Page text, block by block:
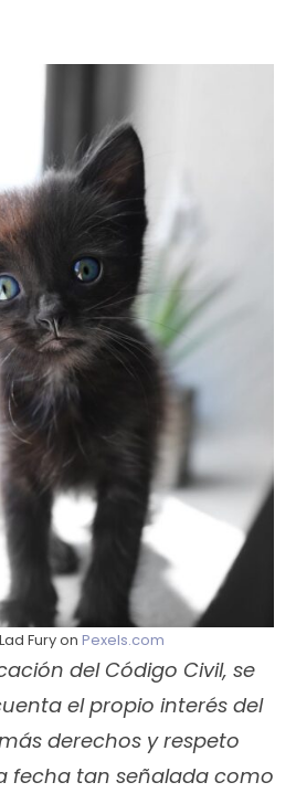
Fury on Pexels.com
del Código Civil, se
el propio interés del
derechos y respeto
fecha tan señalada como